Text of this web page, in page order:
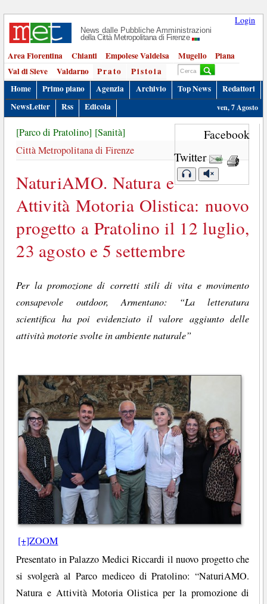
Login
News dalle Pubbliche Amministrazioni
della Città Metropolitana di Firenze
Area Fiorentina Chianti Empolese Valdelsa Mugello
Piana
Val di Sieve
Valdarno Prato
Pistoia
Home
Primo piano Agenzia Archivio Top News
Redattori
NewsLetter
Rss Edicola ven, 7 Agosto
Facebook
Twitter
[Parco di Pratolino] [Sanità]
Città Metropolitana di Firenze
NaturiAMO. Natura e
Attività Motoria Olistica: nuovo
progetto a Pratolino il 12 luglio,
23 agosto e 5 settembre
Per la promozione di corretti stili di vita e movimento
consapevole outdoor, Armentano: “La letteratura
scientifica ha poi evidenziato il valore aggiunto delle
attività motorie svolte in ambiente naturale”
[+]ZOOM
Presentato in Palazzo Medici Riccardi il nuovo progetto che
si svolgerà al Parco mediceo di Pratolino: “NaturiAMO.
Natura e Attività Motoria Olistica per la promozione di